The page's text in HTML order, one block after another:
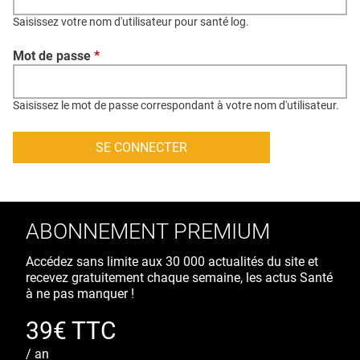
CONTACT
CRÉDITS
Saisissez votre nom d'utilisateur pour santé log.
Mot de passe *
Saisissez le mot de passe correspondant à votre nom d'utilisateur.
ABONNEMENT PREMIUM
Accédez sans limite aux 30 000 actualités du site et
recevez gratuitement chaque semaine, les actus Santé
à ne pas manquer !
39€ TTC
/ an